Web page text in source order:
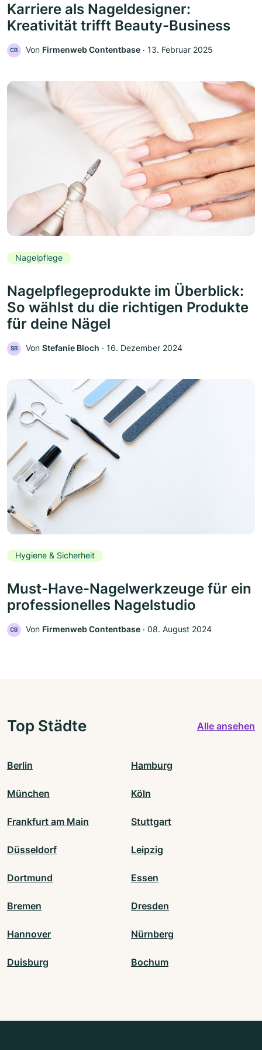
Karriere als Nageldesigner:
Kreativität trifft Beauty-Business
CB Von Firmenweb Contentbase ‧ 13. Februar 2025
Nagelpflege
Nagelpflegeprodukte im Überblick:
So wählst du die richtigen Produkte
für deine Nägel
SB Von Stefanie Bloch ‧ 16. Dezember 2024
Hygiene & Sicherheit
Must-Have-Nagelwerkzeuge für ein
professionelles Nagelstudio
CB Von Firmenweb Contentbase ‧ 08. August 2024
Top Städte Alle ansehen
Berlin Hamburg
München Köln
Frankfurt am Main Stuttgart
Düsseldorf Leipzig
Dortmund Essen
Bremen Dresden
Hannover Nürnberg
Duisburg Bochum